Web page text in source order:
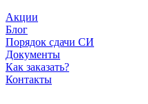
Акции
Блог
Порядок сдачи СИ
Документы
Как заказать?
Контакты